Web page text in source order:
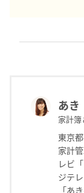
あき
家計
東京
家計
レビ
ジテ
「あ